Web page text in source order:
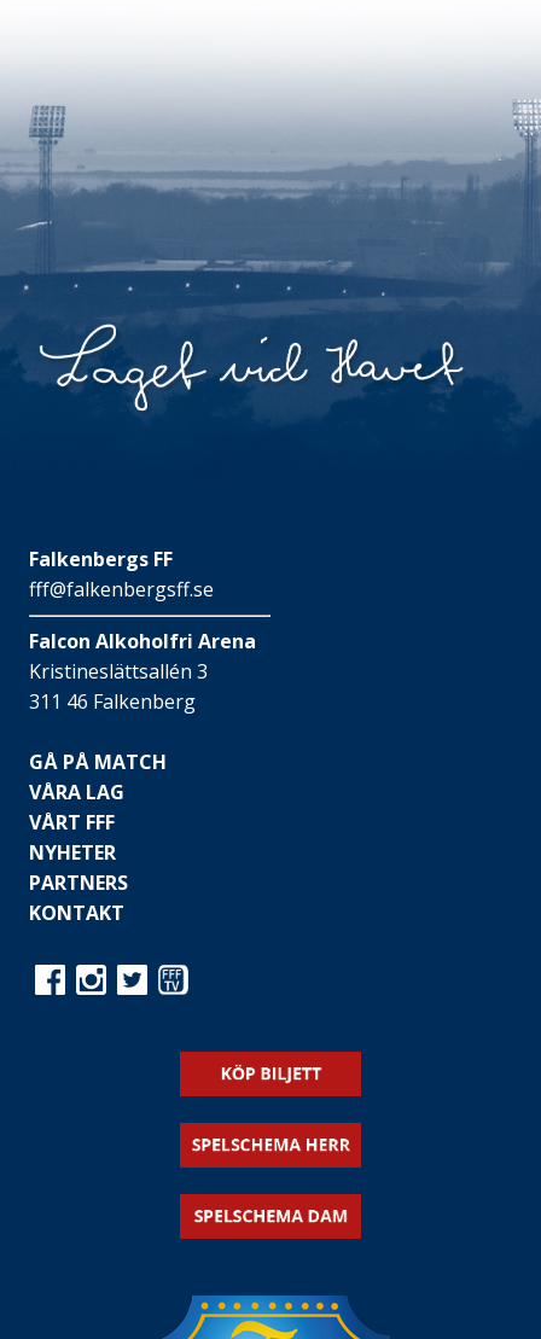
Falkenbergs FF
fff@falkenbergsff.se
Falcon Alkoholfri Arena
Kristineslättsallén 3
311 46 Falkenberg
GÅ PÅ MATCH
VÅRA LAG
VÅRT FFF
NYHETER
PARTNERS
KONTAKT